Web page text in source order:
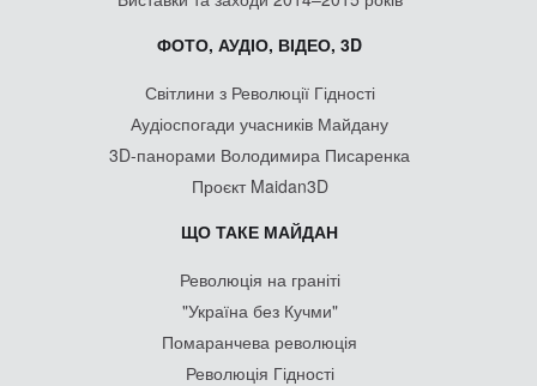
ФОТО, АУДІО, ВІДЕО, 3D
Світлини з Революції Гідності
Аудіоспогади учасників Майдану
3D-панорами Володимира Писаренка
Проєкт Maidan3D
ЩО ТАКЕ МАЙДАН
Революція на граніті
"Україна без Кучми"
Помаранчева революція
Революція Гідності